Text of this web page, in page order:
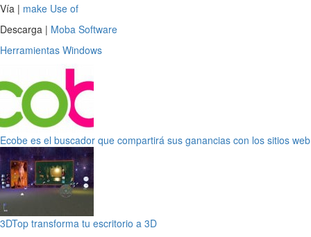
Vía | make Use of
Descarga | Moba Software
Herramientas Windows
Ecobe es el buscador que compartirá sus ganancias con los sitios web
3DTop transforma tu escritorio a 3D